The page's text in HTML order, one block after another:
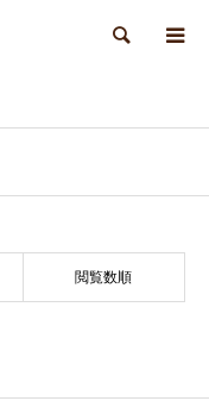
検索
閲覧数順